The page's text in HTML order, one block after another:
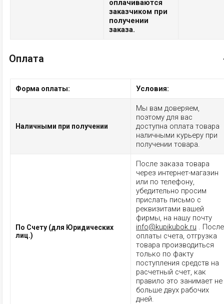
оплачиваются
заказчиком при
получении
заказа.
Оплата
Форма оплаты: Условия:
Наличными при получении
Мы вам доверяем,
поэтому для вас
доступна оплата товара
наличными курьеру при
получении товара.
По Счету (для Юридических
лиц.)
После заказа товара
через интернет-магазин
или по телефону,
убедительно просим
прислать письмо с
реквизитами вашей
фирмы, на нашу почту
info@kupikubok.ru . После
оплаты счета, отгрузка
товара производиться
только по факту
поступления средств на
расчетный счет, как
правило это занимает не
больше двух рабочих
дней.